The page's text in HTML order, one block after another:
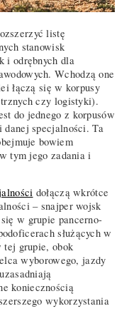
listę
stanowisk
i odrębnych dla
Wchodzą one
łączą się w korpusy
czy logistyki).
do jednego z korpusów
danej specjalności. Ta
bowiem
tym jego zadania i
dołączą wkrótce
– snajper wojsk
w grupie pancerno-
służących w
tej grupie, obok
wyborowego, jazdy
koniecznością
wykorzystania